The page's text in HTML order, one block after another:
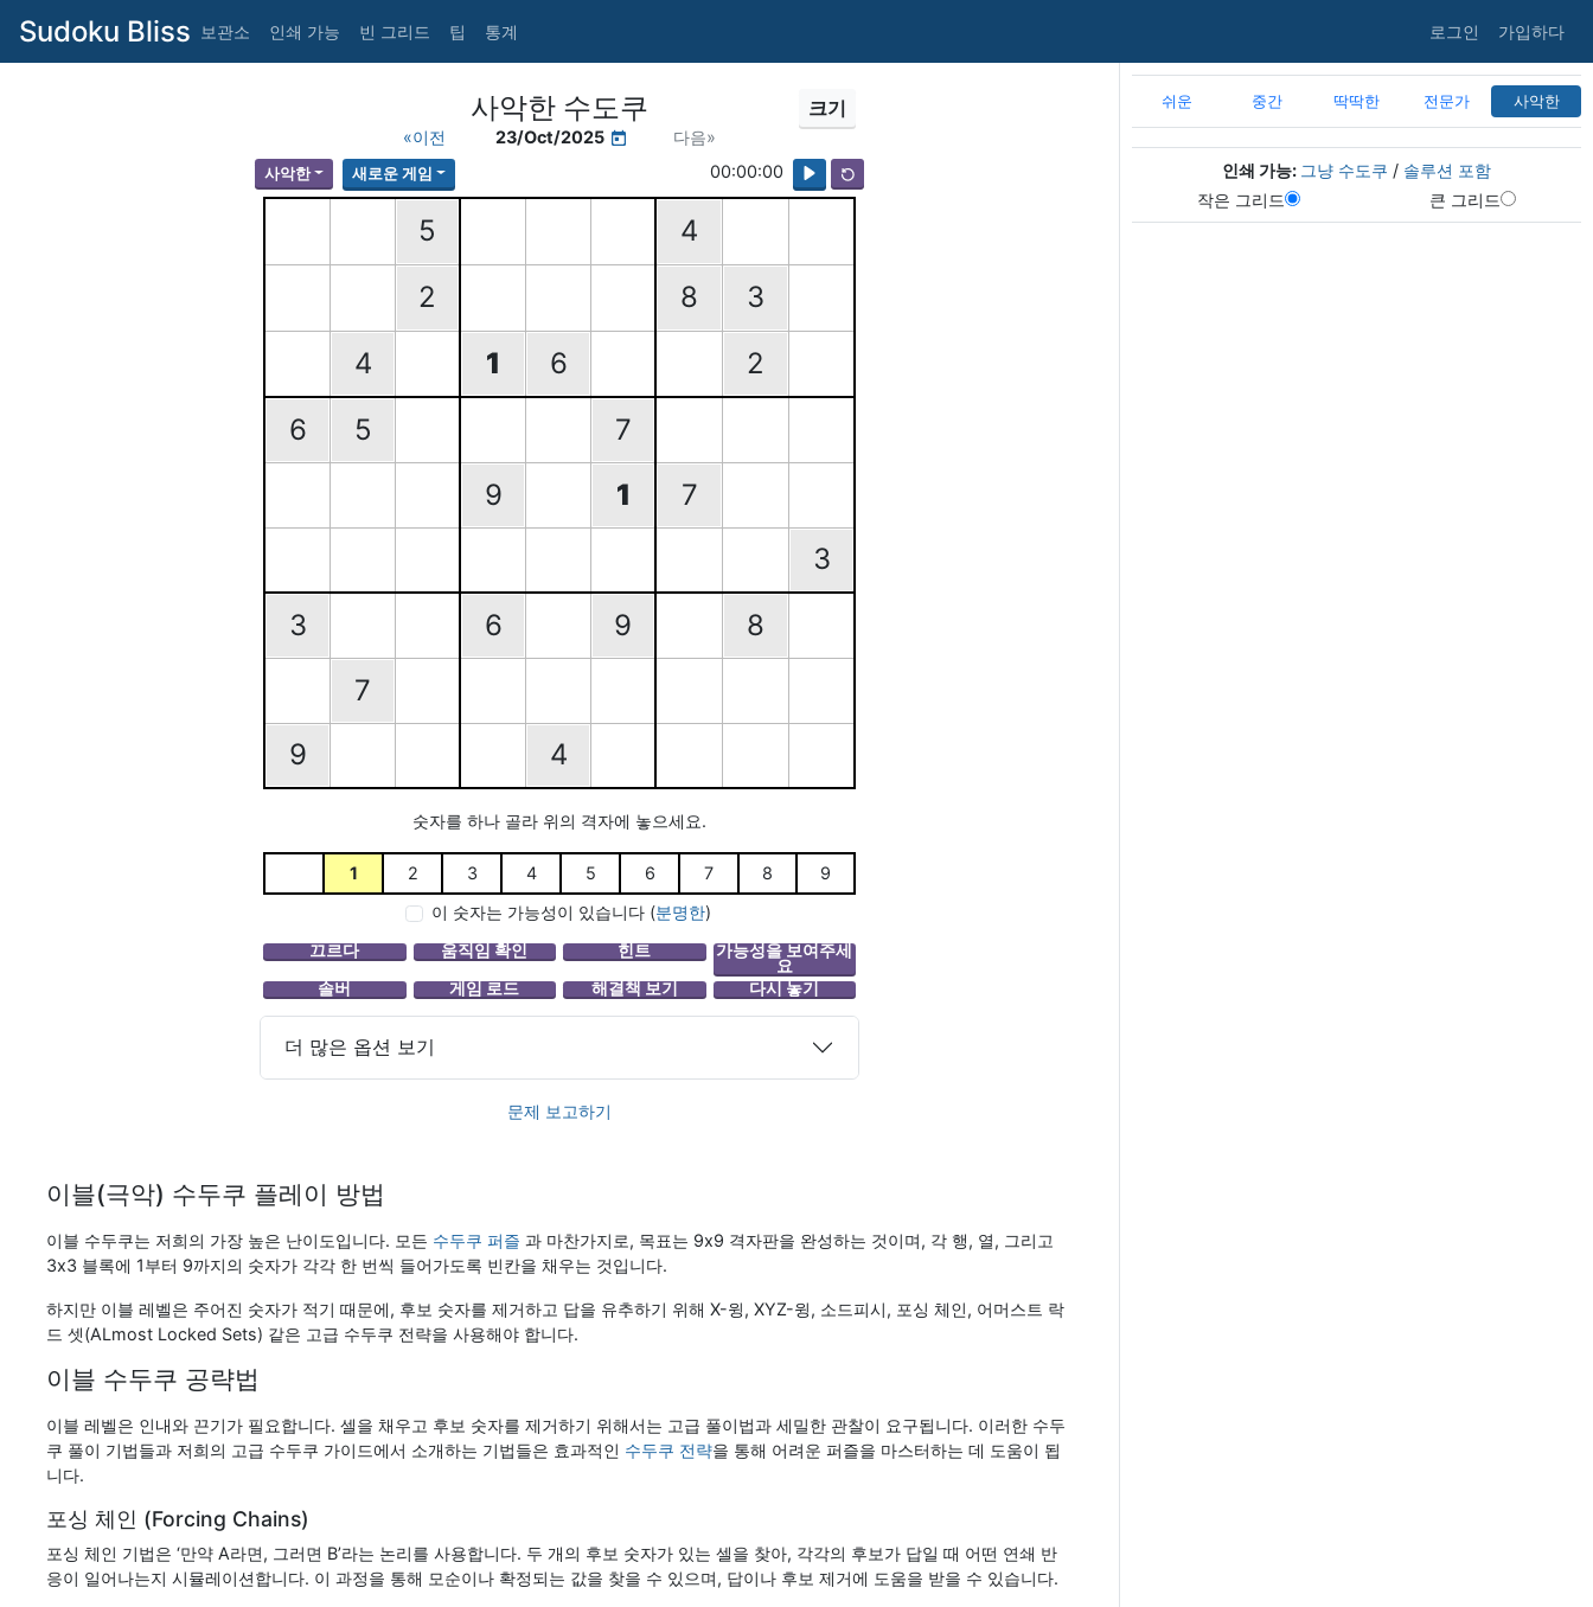
Sudoku Bliss 보관소 인쇄 가능 빈 그리드 팁 통계 로그인 가입하다
사악한 수도쿠 크기
«이전 23/Oct/2025 다음»
사악한 새로운 게임 00:00:00
5
4
2
8
3
4
1 6
2
6
5
7
9
1
7
3
3
6 9
8
7
9
4
숫자를 하나 골라 위의 격자에 놓으세요.
1 2 3 4 5 6 7 8
9
이 숫자는 가능성이 있습니다 (분명한)
더 많은 옵션 보기
문제 보고하기
이블(극악) 수두쿠 플레이 방법
이블 수두쿠는 저희의 가장 높은 난이도입니다. 모든 수두쿠 퍼즐 과 마찬가지로, 목표는 9x9 격자판을 완성하는 것이며, 각 행, 열, 그리고
3x3 블록에 1부터 9까지의 숫자가 각각 한 번씩 들어가도록 빈칸을 채우는 것입니다.
하지만 이블 레벨은 주어진 숫자가 적기 때문에, 후보 숫자를 제거하고 답을 유추하기 위해 X-윙, XYZ-윙, 소드피시, 포싱 체인, 어머스트 락
드 셋(ALmost Locked Sets) 같은 고급 수두쿠 전략을 사용해야 합니다.
이블 수두쿠 공략법
이블 레벨은 인내와 끈기가 필요합니다. 셀을 채우고 후보 숫자를 제거하기 위해서는 고급 풀이법과 세밀한 관찰이 요구됩니다. 이러한 수두
쿠 풀이 기법들과 저희의 고급 수두쿠 가이드에서 소개하는 기법들은 효과적인 수두쿠 전략을 통해 어려운 퍼즐을 마스터하는 데 도움이 됩
니다.
포싱 체인 (Forcing Chains)
포싱 체인 기법은 ‘만약 A라면, 그러면 B’라는 논리를 사용합니다. 두 개의 후보 숫자가 있는 셀을 찾아, 각각의 후보가 답일 때 어떤 연쇄 반
응이 일어나는지 시뮬레이션합니다. 이 과정을 통해 모순이나 확정되는 값을 찾을 수 있으며, 답이나 후보 제거에 도움을 받을 수 있습니다.
쉬운 중간 딱딱한 전문가 사악한
인쇄 가능: 그냥 수도쿠 / 솔루션 포함
작은 그리드
큰 그리드